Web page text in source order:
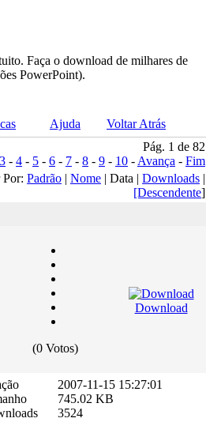
Faça o download de milhares de
PowerPoint).
Ajuda
Voltar Atrás
Pág. 1 de 82
3 - 4 - 5 - 6 - 7 - 8 - 9 - 10 -Avança - Fim
Por: Padrão | Nome | Data | Downloads |
[Descendente]
(0 Votos)
Download
2007-11-15 15:27:01
745.02 KB
3524